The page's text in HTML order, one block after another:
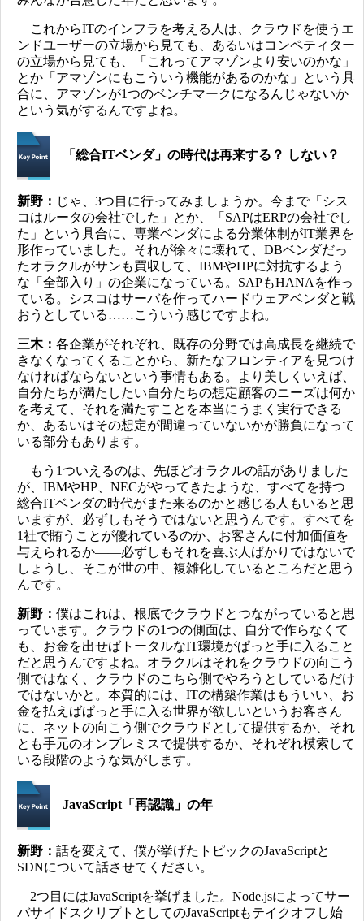
これからITのインフラを考える人は、クラウドを使うエ
ンドユーザーの立場から見ても、あるいはコンペティター
の立場から見ても、「これってアマゾンより安いのかな」
とか「アマゾンにもこういう機能があるのかな」という具
合に、アマゾンが1つのベンチマークになるんじゃないか
という気がするんですよね。
「総合ITベンダ」の時代は再来する？ しない？
新野： じゃ、3つ目に行ってみましょうか。今まで「シス
コはルータの会社でした」とか、「SAPはERPの会社でし
た」という具合に、専業ベンダによる分業体制がIT業界を
形作っていました。それが徐々に壊れて、DBベンダだっ
たオラクルがサンも買収して、IBMやHPに対抗するよう
な「全部入り」の企業になっている。SAPもHANAを作っ
ている。シスコはサーバを作ってハードウェアベンダと戦
おうとしている……こういう感じですよね。
三木： 各企業がそれぞれ、既存の分野では高成長を継続で
きなくなってくることから、新たなフロンティアを見つけ
なければならないという事情もある。より美しくいえば、
自分たちが満たしたい自分たちの想定顧客のニーズは何か
を考えて、それを満たすことを本当にうまく実行できる
か、あるいはその想定が間違っていないかが勝負になって
いる部分もあります。
もう1ついえるのは、先ほどオラクルの話がありました
が、IBMやHP、NECがやってきたような、すべてを持つ
総合ITベンダの時代がまた来るのかと感じる人もいると思
いますが、必ずしもそうではないと思うんです。すべてを
1社で賄うことが優れているのか、お客さんに付加価値を
与えられるか――必ずしもそれを喜ぶ人ばかりではないで
しょうし、そこが世の中、複雑化しているところだと思う
んです。
新野： 僕はこれは、根底でクラウドとつながっていると思
っています。クラウドの1つの側面は、自分で作らなくて
も、お金を出せばトータルなIT環境がぱっと手に入ること
だと思うんですよね。オラクルはそれをクラウドの向こう
側ではなく、クラウドのこちら側でやろうとしているだけ
ではないかと。本質的には、ITの構築作業はもういい、お
金を払えばぱっと手に入る世界が欲しいというお客さん
に、ネットの向こう側でクラウドとして提供するか、それ
とも手元のオンプレミスで提供するか、それぞれ模索して
いる段階のような気がします。
JavaScript「再認識」の年
新野： 話を変えて、僕が挙げたトピックのJavaScriptと
SDNについて話させてください。
2つ目にはJavaScriptを挙げました。Node.jsによってサー
バサイドスクリプトとしてのJavaScriptもテイクオフし始